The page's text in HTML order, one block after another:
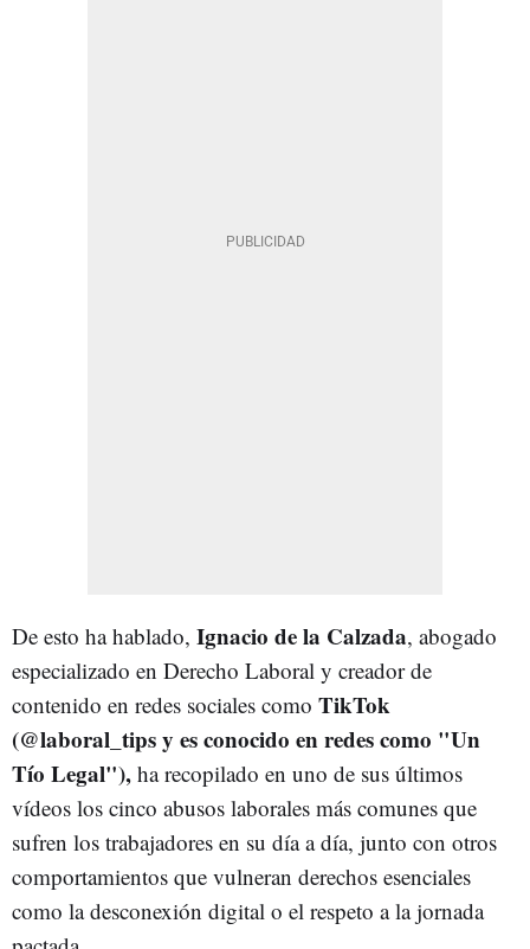
De esto ha hablado, Ignacio de la Calzada, abogado
especializado en Derecho Laboral y creador de
contenido en redes sociales como TikTok
(@laboral_tips y es conocido en redes como "Un
Tío Legal"), ha recopilado en uno de sus últimos
vídeos los cinco abusos laborales más comunes que
sufren los trabajadores en su día a día, junto con otros
comportamientos que vulneran derechos esenciales
como la desconexión digital o el respeto a la jornada